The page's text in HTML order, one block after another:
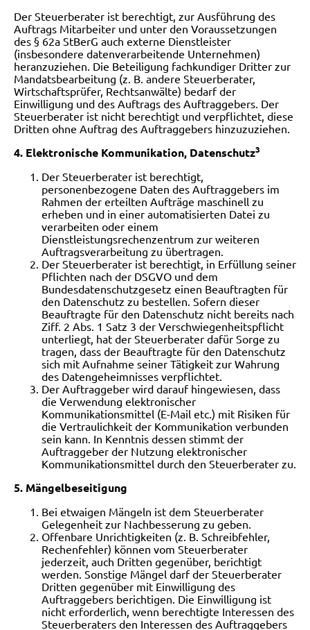
Der Steuerberater ist berechtigt, zur Ausführung des
Auftrags Mitarbeiter und unter den Voraussetzungen
des § 62a StBerG auch externe Dienstleister
(insbesondere datenverarbeitende Unternehmen)
heranzuziehen. Die Beteiligung fachkundiger Dritter zur
Mandatsbearbeitung (z. B. andere Steuerberater,
Wirtschaftsprüfer, Rechtsanwälte) bedarf der
Einwilligung und des Auftrags des Auftraggebers. Der
Steuerberater ist nicht berechtigt und verpflichtet, diese
Dritten ohne Auftrag des Auftraggebers hinzuzuziehen.
4. Elektronische Kommunikation, Datenschutz3
Der Steuerberater ist berechtigt,
personenbezogene Daten des Auftraggebers im
Rahmen der erteilten Aufträge maschinell zu
erheben und in einer automatisierten Datei zu
verarbeiten oder einem
Dienstleistungsrechenzentrum zur weiteren
Auftragsverarbeitung zu übertragen.
Der Steuerberater ist berechtigt, in Erfüllung seiner
Pflichten nach der DSGVO und dem
Bundesdatenschutzgesetz einen Beauftragten für
den Datenschutz zu bestellen. Sofern dieser
Beauftragte für den Datenschutz nicht bereits nach
Ziff. 2 Abs. 1 Satz 3 der Verschwiegenheitspflicht
unterliegt, hat der Steuerberater dafür Sorge zu
tragen, dass der Beauftragte für den Datenschutz
sich mit Aufnahme seiner Tätigkeit zur Wahrung
des Datengeheimnisses verpflichtet.
Der Auftraggeber wird darauf hingewiesen, dass
die Verwendung elektronischer
Kommunikationsmittel (E-Mail etc.) mit Risiken für
die Vertraulichkeit der Kommunikation verbunden
sein kann. In Kenntnis dessen stimmt der
Auftraggeber der Nutzung elektronischer
Kommunikationsmittel durch den Steuerberater zu.
5. Mängelbeseitigung
Bei etwaigen Mängeln ist dem Steuerberater
Gelegenheit zur Nachbesserung zu geben.
Offenbare Unrichtigkeiten (z. B. Schreibfehler,
Rechenfehler) können vom Steuerberater
jederzeit, auch Dritten gegenüber, berichtigt
werden. Sonstige Mängel darf der Steuerberater
Dritten gegenüber mit Einwilligung des
Auftraggebers berichtigen. Die Einwilligung ist
nicht erforderlich, wenn berechtigte Interessen des
Steuerberaters den Interessen des Auftraggebers